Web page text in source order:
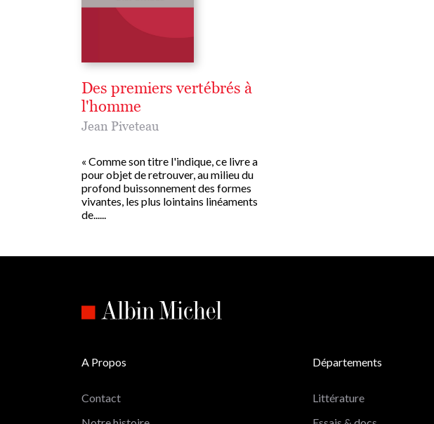
Des premiers vertébrés à
l'homme
Jean Piveteau
« Comme son titre l'indique, ce livre a
pour objet de retrouver, au milieu du
profond buissonnement des formes
vivantes, les plus lointains linéaments
de......
A Propos
Contact
Départements
Littérature